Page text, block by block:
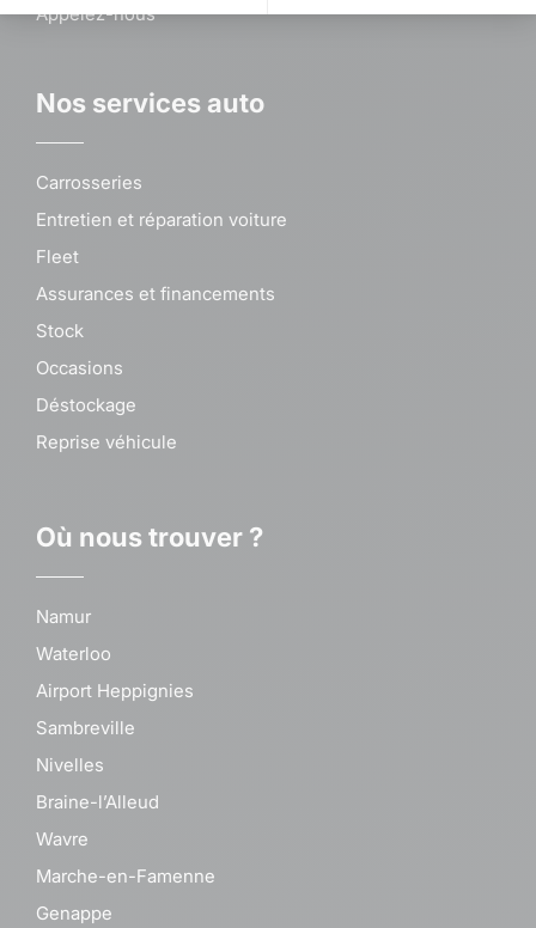
Appelez-nous
Nos services auto
Carrosseries
Entretien et réparation voiture
Fleet
Assurances et financements
Stock
Occasions
Déstockage
Reprise véhicule
Où nous trouver ?
Namur
Waterloo
Airport Heppignies
Sambreville
Nivelles
Braine-l’Alleud
Wavre
Marche-en-Famenne
Genappe